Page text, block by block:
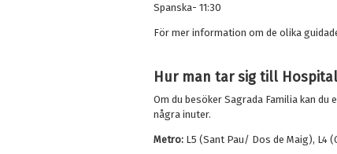
Spanska- 11:30
För mer information om de olika
Hur man tar sig till
Om du besöker Sagrada Familia kan
några inuter.
Metro:L5 (Sant Pau/ Dos de Maig), L4